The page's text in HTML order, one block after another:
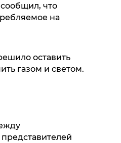
что
на
оставить
газом и светом.